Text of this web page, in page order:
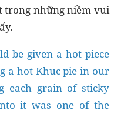
trong những niềm vui
be given a hot piece
a hot Khuc pie in our
each grain of sticky
it was one of the